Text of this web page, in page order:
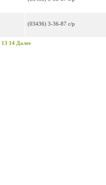
(03436) 3-36-87 с/р
13 14 Далее